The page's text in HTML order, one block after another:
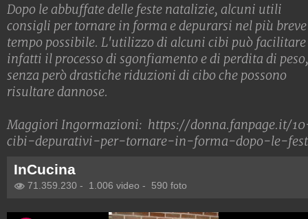
Dopo le abbuffate delle feste natalizie, alcuni utili
consigli per tornare in forma e depurarsi nel più breve
tempo possibile. L'utilizzo di alcuni cibi può facilitare
infatti il processo di sgonfiamento e di perdita di peso,
senza però drastiche riduzioni di cibo che possono
risultare dannose.
Maggiori Ingormazioni: https://donna.fanpage.it/
cibi-depurativi-per-tornare-in-forma-dopo-le-
InCucina
71.359.230 - 1.006 video - 590 foto